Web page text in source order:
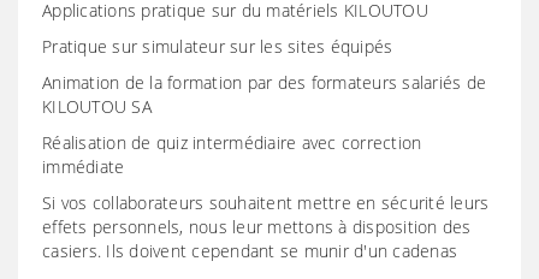
Applications pratique sur du matériels KILOUTOU
Pratique sur simulateur sur les sites équipés
Animation de la formation par des formateurs salariés de
KILOUTOU SA
Réalisation de quiz intermédiaire avec correction
immédiate
Si vos collaborateurs souhaitent mettre en sécurité leurs
effets personnels, nous leur mettons à disposition des
casiers. Ils doivent cependant se munir d'un cadenas